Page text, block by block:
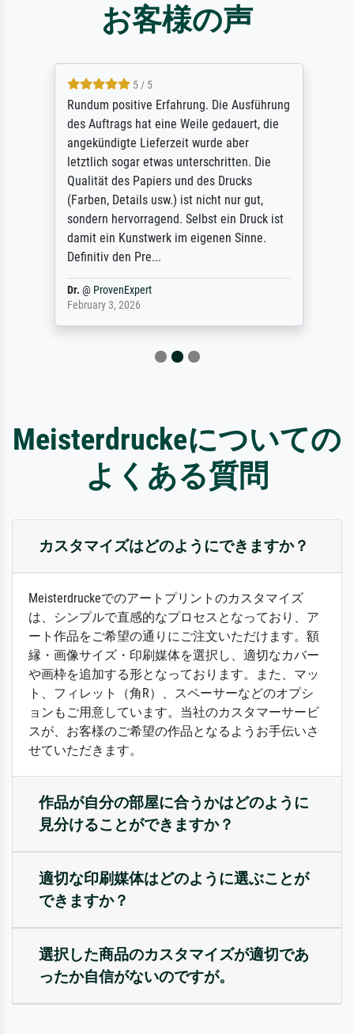
お客様の声
5 / 5
Rundum positive Erfahrung. Die Ausführung
des Auftrags hat eine Weile gedauert, die
angekündigte Lieferzeit wurde aber
letztlich sogar etwas unterschritten. Die
Qualität des Papiers und des Drucks
(Farben, Details usw.) ist nicht nur gut,
sondern hervorragend. Selbst ein Druck ist
damit ein Kunstwerk im eigenen Sinne.
Definitiv den Pre...
Dr.@ ProvenExpert
February 3, 2026
Meisterdruckeについての
よくある質問
カスタマイズはどのようにできますか？
Meisterdruckeでのアートプリントのカスタマイズ
は、シンプルで直感的なプロセスとなっており、ア
ート作品をご希望の通りにご注文いただけます。額
縁・画像サイズ・印刷媒体を選択し、適切なカバー
や画枠を追加する形となっております。また、マッ
ト、フィレット（角R）、スペーサーなどのオプシ
ョンもご用意しています。当社のカスタマーサービ
スが、お客様のご希望の作品となるようお手伝いさ
せていただきます。
作品が自分の部屋に合うかはどのように
見分けることができますか？
適切な印刷媒体はどのように選ぶことが
できますか？
選択した商品のカスタマイズが適切であ
ったか自信がないのですが。